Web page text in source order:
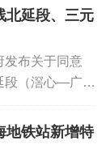
里，均为地下
停车场。线路
北延段、三元
发布关于同意
段（滘心—广州
边片区控制性详
的批复，同意
段（滘心—广州
地铁站新增特